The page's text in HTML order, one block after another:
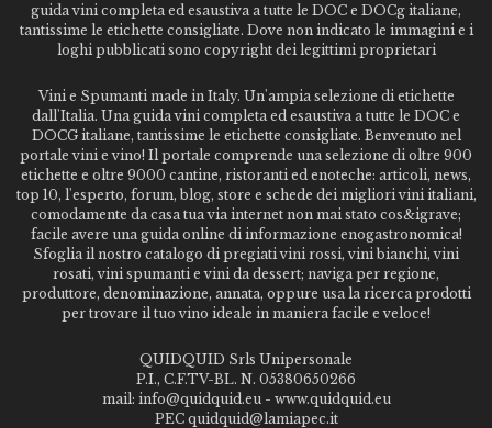
guida vini completa ed esaustiva a tutte le DOC e DOCg italiane,
tantissime le etichette consigliate. Dove non indicato le immagini e i
loghi pubblicati sono copyright dei legittimi proprietari
Vini e Spumanti made in Italy. Un'ampia selezione di etichette
dall'Italia. Una guida vini completa ed esaustiva a tutte le DOC e
DOCG italiane, tantissime le etichette consigliate. Benvenuto nel
portale vini e vino! Il portale comprende una selezione di oltre 900
etichette e oltre 9000 cantine, ristoranti ed enoteche: articoli, news,
top 10, l'esperto, forum, blog, store e schede dei migliori vini italiani,
comodamente da casa tua via internet non mai stato cos&igrave;
facile avere una guida online di informazione enogastronomica!
Sfoglia il nostro catalogo di pregiati vini rossi, vini bianchi, vini
rosati, vini spumanti e vini da dessert; naviga per regione,
produttore, denominazione, annata, oppure usa la ricerca prodotti
per trovare il tuo vino ideale in maniera facile e veloce!
QUIDQUID Srls Unipersonale
P.I., C.F.TV-BL. N. 05380650266
mail: info@quidquid.eu - www.quidquid.eu
PEC quidquid@lamiapec.it